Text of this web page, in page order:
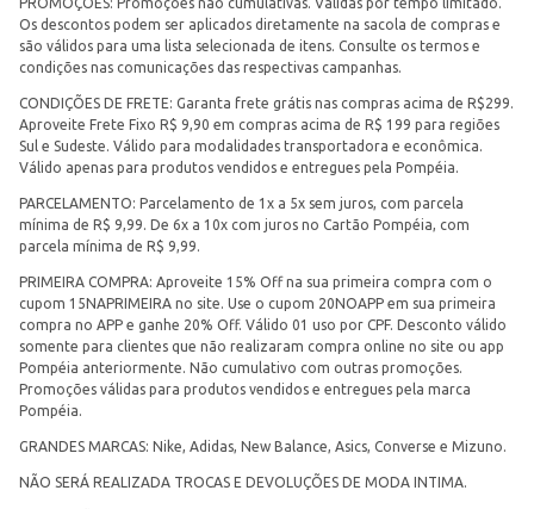
Os descontos podem ser aplicados diretamente na sacola de compras e
são válidos para uma lista selecionada de itens. Consulte os termos e
condições nas comunicações das respectivas campanhas.
CONDIÇÕES DE FRETE: Garanta frete grátis nas compras acima de R$299.
Aproveite Frete Fixo R$ 9,90 em compras acima de R$ 199 para regiões
Sul e Sudeste. Válido para modalidades transportadora e econômica.
Válido apenas para produtos vendidos e entregues pela Pompéia.
PARCELAMENTO: Parcelamento de 1x a 5x sem juros, com parcela
mínima de R$ 9,99. De 6x a 10x com juros no Cartão Pompéia, com
parcela mínima de R$ 9,99.
PRIMEIRA COMPRA: Aproveite 15% Off na sua primeira compra com o
cupom 15NAPRIMEIRA no site. Use o cupom 20NOAPP em sua primeira
compra no APP e ganhe 20% Off. Válido 01 uso por CPF. Desconto válido
somente para clientes que não realizaram compra online no site ou app
Pompéia anteriormente. Não cumulativo com outras promoções.
Promoções válidas para produtos vendidos e entregues pela marca
Pompéia.
GRANDES MARCAS: Nike, Adidas, New Balance, Asics, Converse e Mizuno.
NÃO SERÁ REALIZADA TROCAS E DEVOLUÇÕES DE MODA INTIMA.